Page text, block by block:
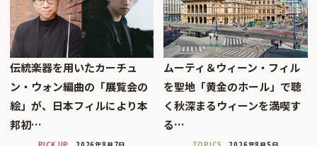
伝統楽器を用いたカーチュ
ン・ウォン編曲の「展覧会の
絵」が、日本フィルにより本
邦初…
ムーティ＆ウィーン・フィル
を聖地「黄金のホール」で聴
く秋深まるウィーンを満喫す
る…